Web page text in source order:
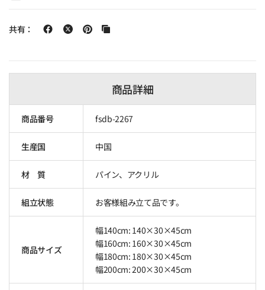
共有：
商品詳細
商品番号 fsdb-2267
生産国 中国
材 質 パイン、アクリル
組立状態 お客様組み立て品です。
商品サイズ
幅140cm: 140×30×45cm
幅160cm: 160×30×45cm
幅180cm: 180×30×45cm
幅200cm: 200×30×45cm